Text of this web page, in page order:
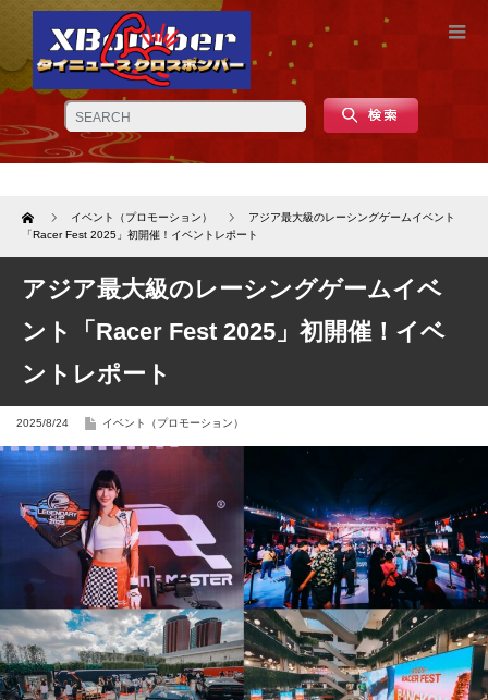
Home イベント（プロモーション）
アジア最大級のレーシングゲームイベント
「Racer Fest 2025」初開催！イベントレポート
アジア最大級のレーシングゲームイベ
ント「Racer Fest 2025」初開催！イベ
ントレポート
2025/8/24 イベント（プロモーション）